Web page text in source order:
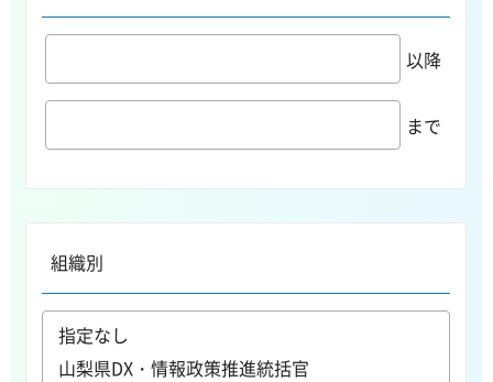
以降
まで
組織別